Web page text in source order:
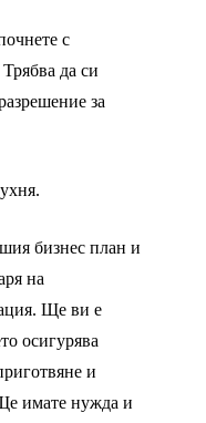
с
да си
за
бизнес план и
на
Ще ви е
осигурява
и
имате нужда и